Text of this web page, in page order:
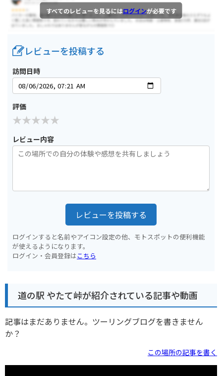
すべてのレビューを見るにはログインが必要です
レビューを投稿する
訪問日時
評価
レビュー内容
レビューを投稿する
ログインすると名前やアイコン設定の他、モトスポットの便利機能
が使えるようになります。
ログイン・会員登録はこちら
道の駅 やたて峠が紹介されている記事や動画
記事はまだありません。ツーリングブログを書きません
か？
この場所の記事を書く